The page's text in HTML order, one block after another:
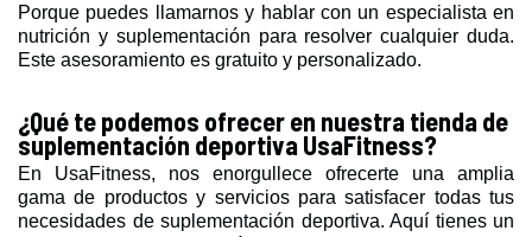
Porque puedes llamarnos y hablar con un especialista en
nutrición y suplementación para resolver cualquier duda.
Este asesoramiento es gratuito y personalizado.
¿Qué te podemos ofrecer en nuestra tienda de
suplementación deportiva UsaFitness?
En UsaFitness, nos enorgullece ofrecerte una amplia
gama de productos y servicios para satisfacer todas tus
necesidades de suplementación deportiva. Aquí tienes un